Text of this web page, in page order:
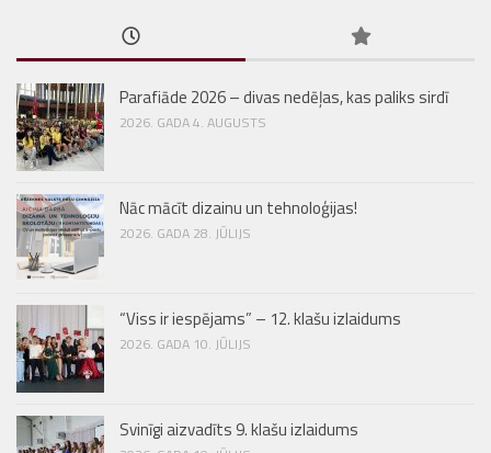
Parafiāde 2026 – divas nedēļas, kas paliks sirdī
2026. GADA 4. AUGUSTS
Nāc mācīt dizainu un tehnoloģijas!
2026. GADA 28. JŪLIJS
“Viss ir iespējams” – 12. klašu izlaidums
2026. GADA 10. JŪLIJS
Svinīgi aizvadīts 9. klašu izlaidums